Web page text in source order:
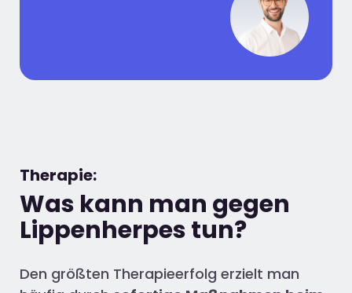
Therapie:
Was kann man gegen
Lippenherpes tun?
Den größten Therapieerfolg erzielt man